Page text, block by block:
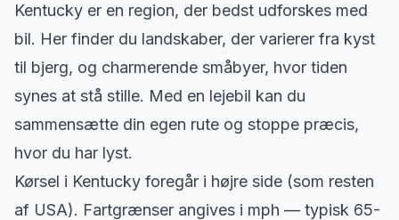
Kentucky er en region, der bedst udforskes med
bil. Her finder du landskaber, der varierer fra kyst
til bjerg, og charmerende småbyer, hvor tiden
synes at stå stille. Med en lejebil kan du
sammensætte din egen rute og stoppe præcis,
hvor du har lyst.
Kørsel i Kentucky foregår i højre side (som resten
af USA). Fartgrænser angives i mph — typisk 65-